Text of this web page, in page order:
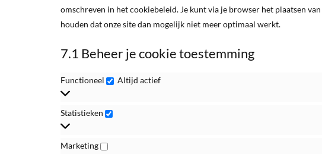
omschreven in het cookiebeleid. Je kunt via je browser het plaatsen
houden dat onze site dan mogelijk niet meer optimaal werkt.
7.1 Beheer je cookie toestemming
Functioneel
Functioneel
Altijd actief
Statistieken
Marketing